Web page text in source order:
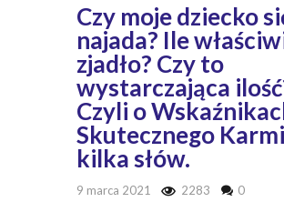
Czy moje dziecko
najada? Ile
zjadło? Czy to
wystarczająca
Czyli o
Skutecznego
kilka słów.
9 marca 2021 2283 0